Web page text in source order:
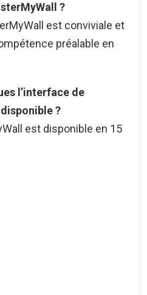
?
est conviviale et
préalable en
l’interface de
?
est disponible en 15